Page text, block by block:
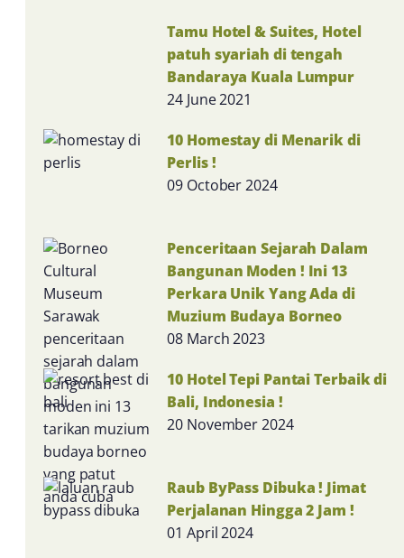
Tamu Hotel & Suites, Hotel
patuh syariah di tengah
Bandaraya Kuala Lumpur
24 June 2021
10 Homestay di Menarik di
Perlis !
09 October 2024
Penceritaan Sejarah Dalam
Bangunan Moden ! Ini 13
Perkara Unik Yang Ada di
Muzium Budaya Borneo
08 March 2023
10 Hotel Tepi Pantai Terbaik di
Bali, Indonesia !
20 November 2024
Raub ByPass Dibuka ! Jimat
Perjalanan Hingga 2 Jam !
01 April 2024